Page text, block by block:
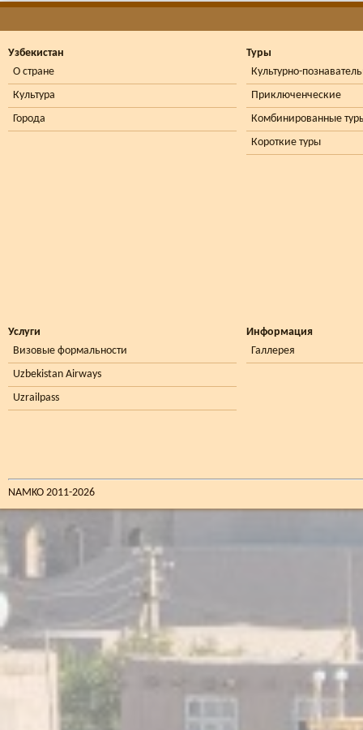
Узбекистан
О стране
Культура
Города
Туры
Культурно-
Приключенческие
Комбинированные
Короткие туры
Услуги
Визовые формальности
Uzbekistan Airways
Uzrailpass
Информация
Галлерея
NAMKO 2011-2026